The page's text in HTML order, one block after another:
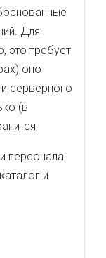
Для
это требует
оно
серверного
(в
персонала
и